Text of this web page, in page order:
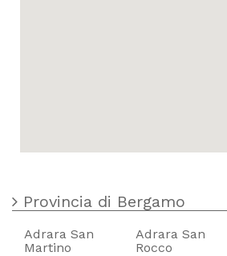
Provincia di Bergamo
Adrara San
Martino
Adrara San
Rocco